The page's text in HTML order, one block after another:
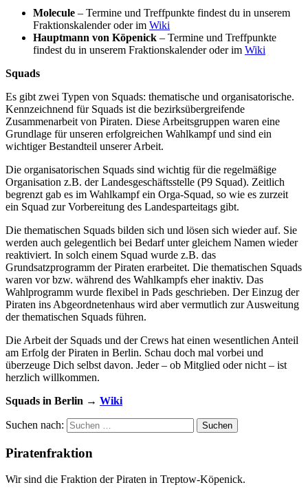
Molecule – Termine und Treffpunkte findest du in unserem
Fraktionskalender oder im Wiki
Hauptmann von Köpenick – Termine und Treffpunkte
findest du in unserem Fraktionskalender oder im Wiki
Squads
Es gibt zwei Typen von Squads: thematische und organisatorische.
Kennzeichnend für Squads ist die bezirksübergreifende
Zusammenarbeit von Piraten. Diese Arbeitsgruppen waren eine
Grundlage für unseren erfolgreichen Wahlkampf und sind ein
wichtiger Bestandteil unserer Arbeit.
Die organisatorischen Squads sind wichtig für die regelmäßige
Organisation z.B. der Landesgeschäftsstelle (P9 Squad). Zeitlich
begrenzt gab es im Wahlkampf ein Orga-Squad, so wie es zurzeit
ein Squad zur Vorbereitung des Landesparteitags gibt.
Die thematischen Squads bilden sich und lösen sich wieder auf. Sie
werden auch gelegentlich bei Bedarf unter gleichem Namen wieder
reaktiviert. In solch einem Squad wurde z.B. das
Grundsatzprogramm der Piraten erarbeitet. Die thematischen Squads
waren vor bzw. während des Wahlkampfs eher inaktiv. Das
Wahlprogramm wurde flexibel in Pads geschrieben. Der Einzug der
Piraten ins Abgeordnetenhaus wird aber vermutlich zur Ausweitung
der thematischen Squads führen.
Die Arbeit der Squads und der Crews hat einen wesentlichen Anteil
am Erfolg der Piraten in Berlin. Schau doch mal vorbei und
überzeuge Dich selbst davon. Jeder – ob Mitglied oder nicht – ist
herzlich willkommen.
Squads in Berlin → Wiki
Suchen nach:
Piratenfraktion
Wir sind die Fraktion der Piraten in Treptow-Köpenick.